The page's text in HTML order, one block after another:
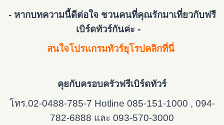
- หากบทความนี้ดีต่อใจ ชวนคนที่คุณรักมาเที่ยวกับฟรี
เบิร์ดทัวร์กันค่ะ -
สนใจโปรแกรมทัวร์ยุโรปคลิกที่นี่
คุยกับครอบครัวฟรีเบิร์ดทัวร์
โทร.02-0488-785-7 Hotline 085-151-1000 , 094-
782-6888 และ 093-570-3000